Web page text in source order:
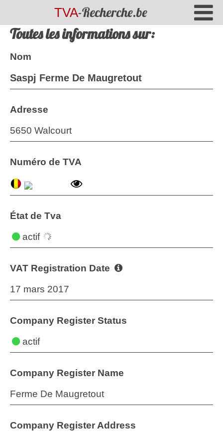
TVA-Recherche.be
Toutes les informations sur:
Nom
Saspj Ferme De Maugretout
Adresse
5650 Walcourt
Numéro de TVA
État de Tva
actif
VAT Registration Date
17 mars 2017
Company Register Status
actif
Company Register Name
Ferme De Maugretout
Company Register Address